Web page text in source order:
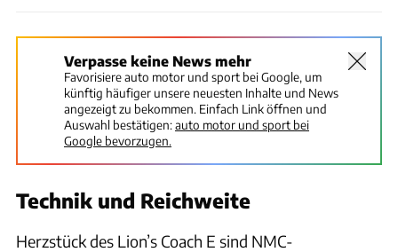
Verpasse keine News mehr
Favorisiere auto motor und sport bei Google, um
künftig häufiger unsere neuesten Inhalte und News
angezeigt zu bekommen. Einfach Link öffnen und
Auswahl bestätigen:auto motor und sport bei
Google bevorzugen.
Technik und Reichweite
Herzstück des Lion’s Coach E sind NMC-